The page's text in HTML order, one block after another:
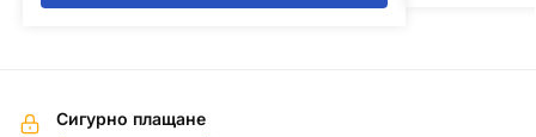
Сигурно плащане